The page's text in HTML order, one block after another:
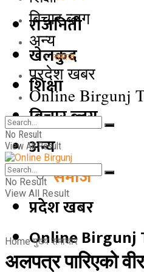
राजनिती
खेलकुद
शिक्षा
बिचार ब्लग
अन्य
समाज
प्रदेश खबर
Online Birgunj
बिचार ब्लग
अन्य
समाज
प्रदेश खबर
Online Birgunj
No Result
View All Result
No Result
View All Result
Home मुख्य समाचार
अलपत्र पारिएको